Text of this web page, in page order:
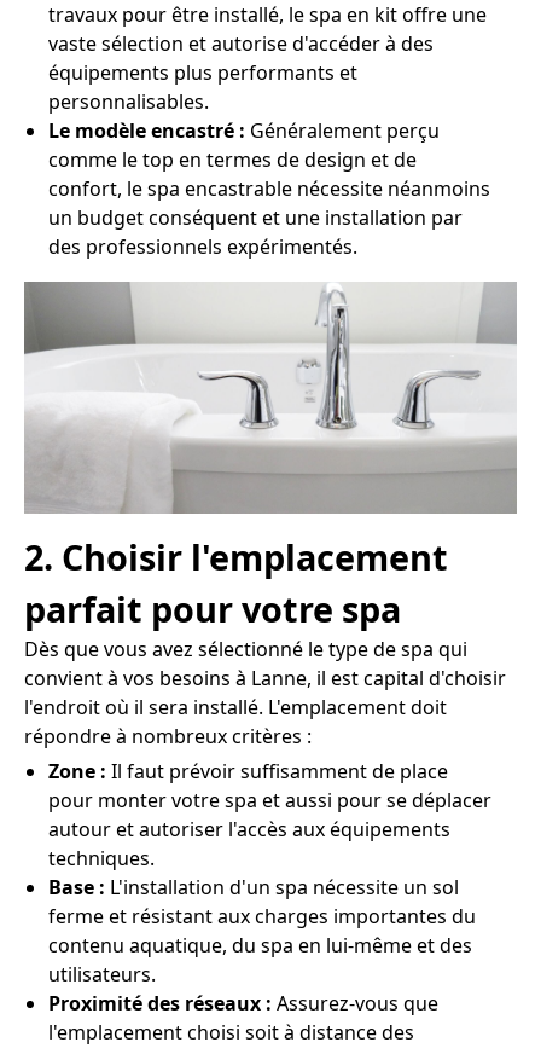
travaux pour être installé, le spa en kit offre une
vaste sélection et autorise d'accéder à des
équipements plus performants et
personnalisables.
Le modèle encastré : Généralement perçu
comme le top en termes de design et de
confort, le spa encastrable nécessite néanmoins
un budget conséquent et une installation par
des professionnels expérimentés.
2. Choisir l'emplacement
parfait pour votre spa
Dès que vous avez sélectionné le type de spa qui
convient à vos besoins à Lanne, il est capital d'choisir
l'endroit où il sera installé. L'emplacement doit
répondre à nombreux critères :
Zone : Il faut prévoir suffisamment de place
pour monter votre spa et aussi pour se déplacer
autour et autoriser l'accès aux équipements
techniques.
Base : L'installation d'un spa nécessite un sol
ferme et résistant aux charges importantes du
contenu aquatique, du spa en lui-même et des
utilisateurs.
Proximité des réseaux : Assurez-vous que
l'emplacement choisi soit à distance des